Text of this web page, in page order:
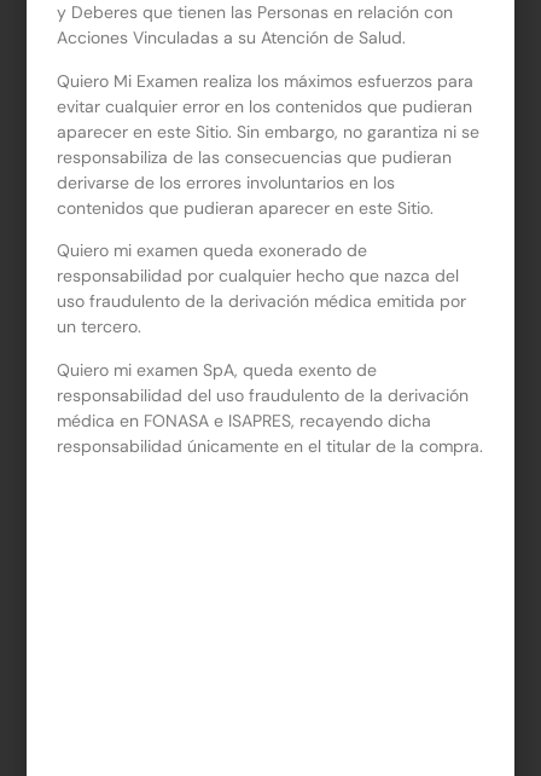
Respalda tu derivación con un informe médico.
Realizada la compra, en 24 horas hábiles te
contactaremos para agendar tu consulta.Más info aquí
Agregar Telemedicina ($19.990)
Términos y Condiciones *
Link
Acepto los Términos y Condiciones
Derivaciones Médicas
y Deberes que tienen las Personas en relación con
Acciones Vinculadas a su Atención de Salud.
Quiero Mi Examen realiza los máximos esfuerzos para
evitar cualquier error en los contenidos que pudieran
aparecer en este Sitio. Sin embargo, no garantiza ni se
responsabiliza de las consecuencias que pudieran
derivarse de los errores involuntarios en los
contenidos que pudieran aparecer en este Sitio.
Quiero mi examen queda exonerado de
responsabilidad por cualquier hecho que nazca del
uso fraudulento de la derivación médica emitida por
un tercero.
Quiero mi examen SpA, queda exento de
responsabilidad del uso fraudulento de la derivación
médica en FONASA e ISAPRES, recayendo dicha
responsabilidad únicamente en el titular de la compra.